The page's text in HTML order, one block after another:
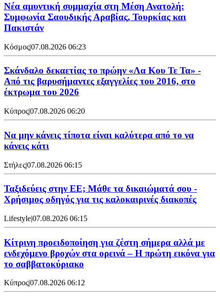
Νέα αμυντική συμμαχία στη Μέση Ανατολή:
Συμφωνία Σαουδικής Αραβίας, Τουρκίας και
Πακιστάν
Κόσμος|07.08.2026 06:23
Σκάνδαλο δεκαετίας το πρώην «Λα Κου Τε Τα» -
Από τις βαρυσήμαντες εξαγγελίες του 2016, στο
έκτρωμα του 2026
Κύπρος|07.08.2026 06:20
Να μην κάνεις τίποτα είναι καλύτερα από το να
κάνεις κάτι
Στήλες|07.08.2026 06:15
Ταξιδεύεις στην ΕΕ; Μάθε τα δικαιώματά σου -
Χρήσιμος οδηγός για τις καλοκαιρινές διακοπές
Lifestyle|07.08.2026 06:15
Κίτρινη προειδοποίηση για ζέστη σήμερα αλλά με
ενδεχόμενο βροχών στα ορεινά – Η πρώτη εικόνα για
το σαββατοκύριακο
Κύπρος|07.08.2026 06:12